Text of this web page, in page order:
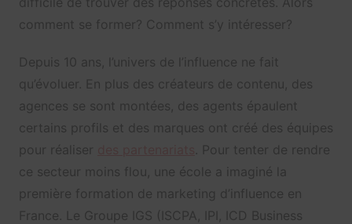
comment se former? Comment s’y intéresser?
Depuis 10 ans, l’univers de l’influence ne fait
qu’évoluer. En plus des créateurs de contenu, des
agences se sont montées, des agents épaulent
certains profils et des marques ont créé des équipes
pour réaliser
. Pour tenter de rendre
ce secteur moins flou, une école a imaginé la
première formation de marketing d’influence en
France. Le Groupe IGS (ISCPA, IPI, ICD Business